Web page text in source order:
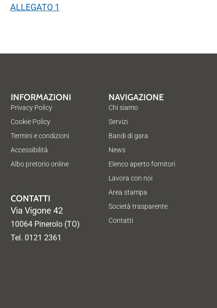
ALLEGATO 1
NAVIGAZIONE
Chi siamo
Servizi
Bandi di gara
News
Elenco aperto fornitori
Lavora con noi
Area stampa
Società trasparente
Contatti
INFORMAZIONI
Privacy Policy
Cookie Policy
Termini e condizioni
Accessibilità
Albo pretorio online
CONTATTI
Via Vigone 42
10064 Pinerolo (TO)
Tel. 0121 2361